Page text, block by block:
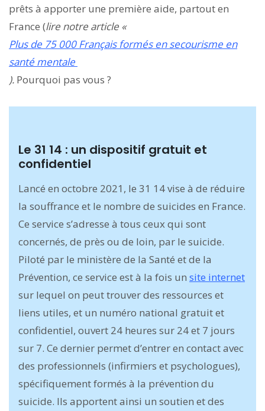
prêts à apporter une première aide, partout en
France (lire notre article «
Plus de 75 000 Français formés en secourisme en
santé mentale
). Pourquoi pas vous ?
Le 31 14 : un dispositif gratuit et
confidentiel
Lancé en octobre 2021, le 31 14 vise à de réduire
la souffrance et le nombre de suicides en France.
Ce service s’adresse à tous ceux qui sont
concernés, de près ou de loin, par le suicide.
Piloté par le ministère de la Santé et de la
Prévention, ce service est à la fois un site internet
sur lequel on peut trouver des ressources et
liens utiles, et un numéro national gratuit et
confidentiel, ouvert 24 heures sur 24 et 7 jours
sur 7. Ce dernier permet d’entrer en contact avec
des professionnels (infirmiers et psychologues),
spécifiquement formés à la prévention du
suicide. Ils apportent ainsi un soutien et des